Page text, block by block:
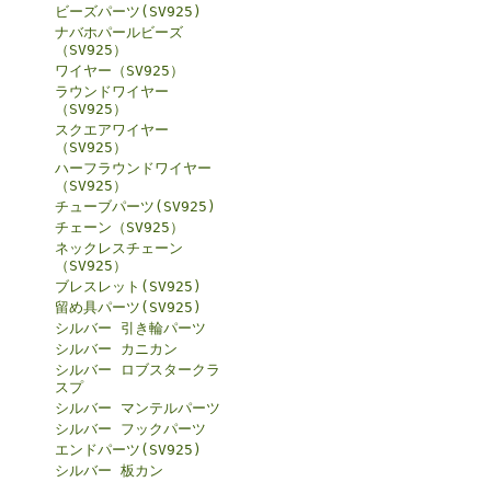
ビーズパーツ(SV925)
ナバホパールビーズ
（SV925）
ワイヤー（SV925）
ラウンドワイヤー
（SV925）
スクエアワイヤー
（SV925）
ハーフラウンドワイヤー
（SV925）
チューブパーツ(SV925)
チェーン（SV925）
ネックレスチェーン
（SV925）
ブレスレット(SV925)
留め具パーツ(SV925)
シルバー 引き輪パーツ
シルバー カニカン
シルバー ロブスタークラ
スプ
シルバー マンテルパーツ
シルバー フックパーツ
エンドパーツ(SV925)
シルバー 板カン